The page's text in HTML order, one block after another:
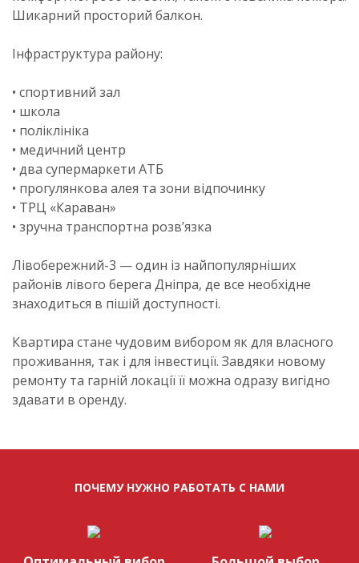
Шикарний просторий балкон.
Інфраструктура району:
• спортивний зал
• школа
• поліклініка
• медичний центр
• два супермаркети АТБ
• прогулянкова алея та зони відпочинку
• ТРЦ «Караван»
• зручна транспортна розв’язка
Лівобережний-3 — один із найпопулярніших
районів лівого берега Дніпра, де все необхідне
знаходиться в пішій доступності.
Квартира стане чудовим вибором як для власного
проживання, так і для інвестиції. Завдяки новому
ремонту та гарній локації її можна одразу вигідно
здавати в оренду.
ПОЧЕМУ НУЖНО РАБОТАТЬ С НАМИ